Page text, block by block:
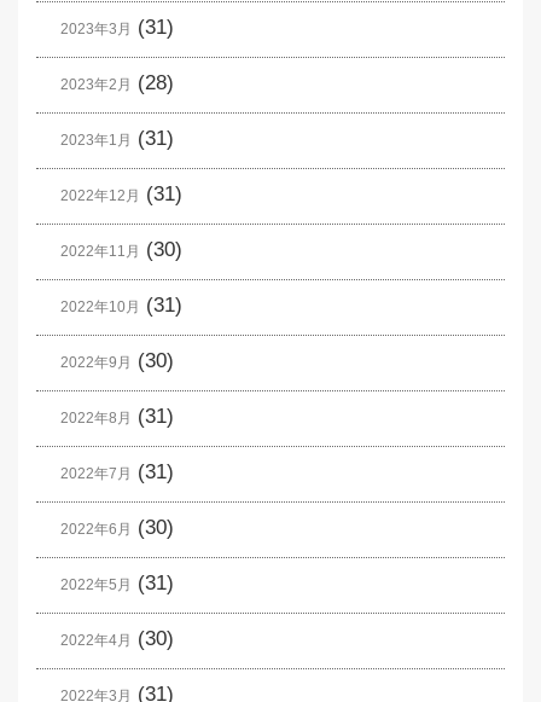
2023年3月 (31)
2023年2月 (28)
2023年1月 (31)
2022年12月 (31)
2022年11月 (30)
2022年10月 (31)
2022年9月 (30)
2022年8月 (31)
2022年7月 (31)
2022年6月 (30)
2022年5月 (31)
2022年4月 (30)
2022年3月 (31)